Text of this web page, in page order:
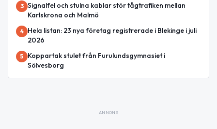
3 Signalfel och stulna kablar stör tågtrafiken mellan
Karlskrona och Malmö
4
Hela listan: 23 nya företag registrerade i Blekinge i juli
2026
5
Koppartak stulet från Furulundsgymnasiet i
Sölvesborg
ANNONS